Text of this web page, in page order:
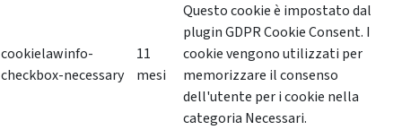
cookielawinfo-
checkbox-necessary
11
mesi
Questo cookie è impostato dal
plugin GDPR Cookie Consent. I
cookie vengono utilizzati per
memorizzare il consenso
dell'utente per i cookie nella
categoria Necessari.